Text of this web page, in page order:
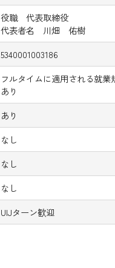
役職 代表取締役
代表者名 川畑 佑樹
5340001003186
フルタイムに適用される就業
あり
あり
なし
なし
なし
UIJターン歓迎